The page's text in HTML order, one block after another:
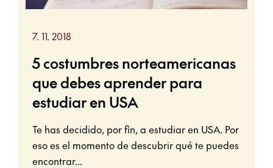
7. 11. 2018
5 costumbres norteamericanas
que debes aprender para
estudiar en USA
Te has decidido, por fin, a estudiar en USA. Por
eso es el momento de descubrir qué te puedes
encontrar...